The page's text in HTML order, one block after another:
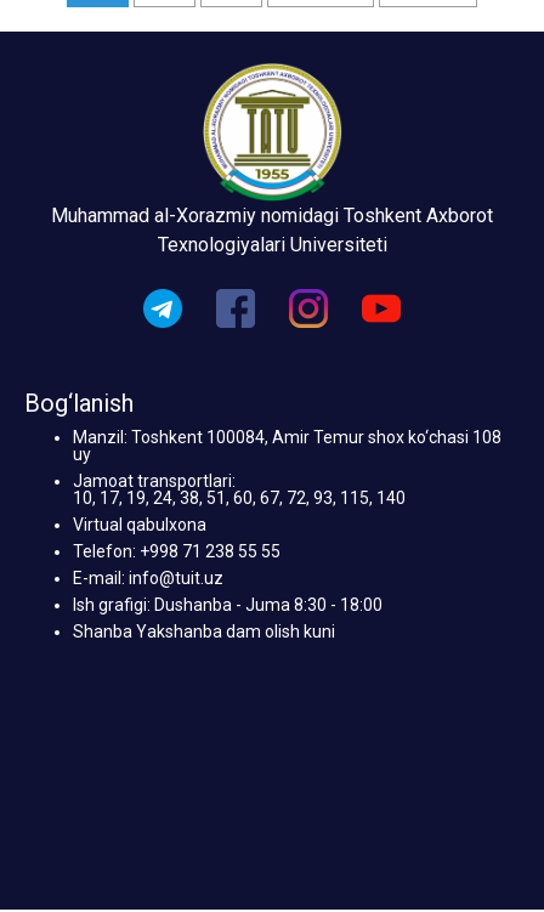
Muhammad al-Xorazmiy nomidagi Toshkent Axborot
Texnologiyalari Universiteti
Bog‘lanish
Manzil: Toshkent 100084, Amir Temur shox ko‘chasi 108
uy
Jamoat transportlari:
10, 17, 19, 24, 38, 51, 60, 67, 72, 93, 115, 140
Virtual qabulxona
Telefon: +998 71 238 55 55
E-mail: info@tuit.uz
Ish grafigi: Dushanba - Juma 8:30 - 18:00
Shanba Yakshanba dam olish kuni